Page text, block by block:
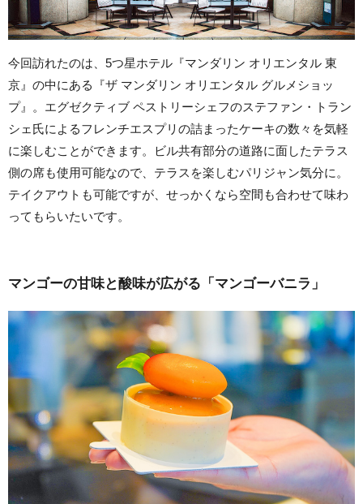
今回訪れたのは、5つ星ホテル『マンダリン オリエンタル 東
京』の中にある『ザ マンダリン オリエンタル グルメショッ
プ』。エグゼクティブ ペストリーシェフのステファン・トラン
シェ氏によるフレンチエスプリの詰まったケーキの数々を気軽
に楽しむことができます。ビル共有部分の道路に面したテラス
側の席も使用可能なので、テラスを楽しむパリジャン気分に。
テイクアウトも可能ですが、せっかくなら空間も合わせて味わ
ってもらいたいです。
マンゴーの甘味と酸味が広がる「マンゴーバニラ」